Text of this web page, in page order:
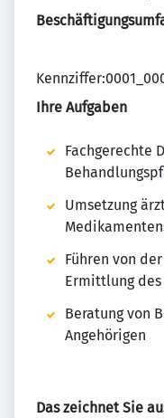
Ihre Aufgaben
Fachgerechte
Umsetzung
Führen von
Ermittlung
Beratung von
Angehörigen
Das zeichnet Sie